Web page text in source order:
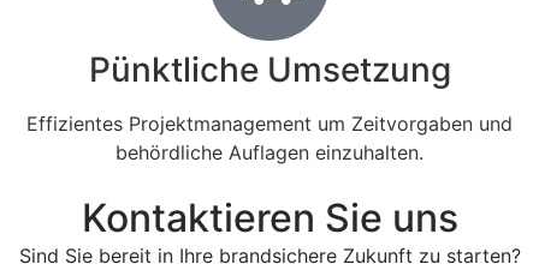
Pünktliche Umsetzung
Effizientes Projektmanagement um Zeitvorgaben und
behördliche Auflagen einzuhalten.
Kontaktieren Sie uns
Sind Sie bereit in Ihre brandsichere Zukunft zu starten?